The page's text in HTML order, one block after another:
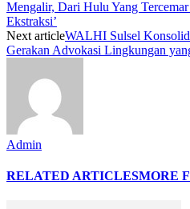
Mengalir, Dari Hulu Yang
Ekstraksi’
Next articleWALHI Sulsel
Gerakan Advokasi Lingkungan
Admin
RELATED ARTICLESMORE